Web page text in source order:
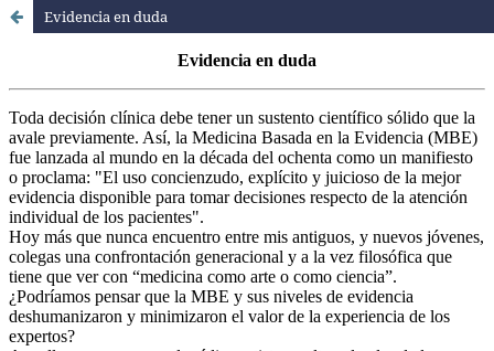
Evidencia en duda